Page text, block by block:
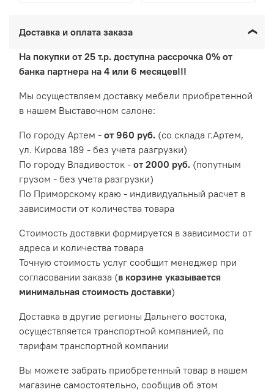
Доставка и оплата заказа
На покупки от 25 т.р. доступна рассрочка 0% от
банка партнера на 4 или 6 месяцев!!!
Мы осуществляем доставку мебели приобретенной
в нашем Выставочном салоне:
По городу Артем - от 960 руб. (со склада г.Артем,
ул. Кирова 189 - без учета разгрузки)
По городу Владивосток - от 2000 руб. (попутным
грузом - без учета разгрузки)
По Приморскому краю - индивидуальный расчет в
зависимости от количества товара
Cтоимость доставки формируется в зависимости от
адреса и количества товара
Точную стоимость услуг сообщит менеджер при
согласовании заказа (в корзине указывается
минимальная стоимость доставки)
Доставка в другие регионы Дальнего востока,
осуществляется транспортной компанией, по
тарифам транспортной компании
Вы можете забрать приобретенный товар в нашем
магазине самостоятельно, сообщив об этом